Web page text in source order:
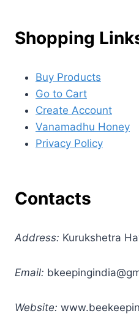
Shopping
Buy Products
Go to Cart
Create Account
Vanamadhu Honey
Privacy Policy
Contacts
Address: Kurukshetra
Email:
Website: